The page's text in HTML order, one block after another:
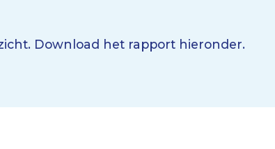
Download het rapport hieronder.